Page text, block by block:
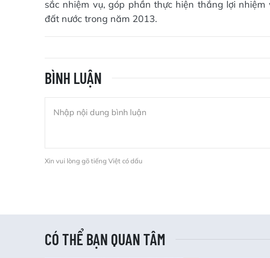
sắc nhiệm vụ, góp phần thực hiện thắng lợi
đất nước trong năm 2013.
BÌNH LUẬN
Xin vui lòng gõ tiếng Việt có dấu
CÓ THỂ BẠN QUAN TÂM